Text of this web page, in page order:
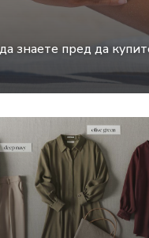
знаете пред да